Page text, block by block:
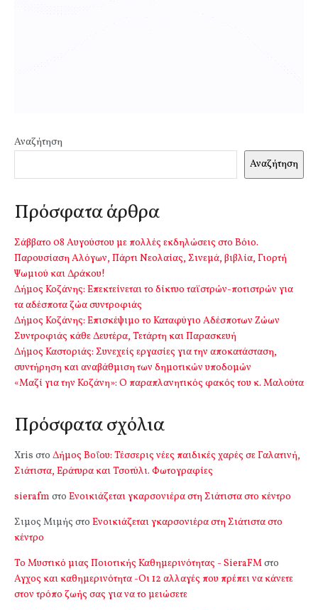
Αναζήτηση
Αναζήτηση
Πρόσφατα άρθρα
Σάββατο 08 Αυγούστου με πολλές εκδηλώσεις στο Βόιο.
Παρουσίαση Αλόγων, Πάρτι Νεολαίας, Σινεμά, βιβλία, Γιορτή
Ψωμιού και Δράκου!
Δήμος Κοζάνης: Επεκτείνεται το δίκτυο ταϊστρών-ποτιστρών για
τα αδέσποτα ζώα συντροφιάς
Δήμος Κοζάνης: Επισκέψιμο το Καταφύγιο Αδέσποτων Ζώων
Συντροφιάς κάθε Δευτέρα, Τετάρτη και Παρασκευή
Δήμος Καστοριάς: Συνεχείς εργασίες για την αποκατάσταση,
συντήρηση και αναβάθμιση των δημοτικών υποδομών
«Μαζί για την Κοζάνη»: Ο παραπλανητικός φακός του κ. Μαλούτα
Πρόσφατα σχόλια
Xris στο Δήμος Βοΐου: Τέσσερις νέες παιδικές χαρές σε Γαλατινή,
Σιάτιστα, Εράτυρα και Τσοτύλι. Φωτογραφίες
sierafm στο Ενοικιάζεται γκαρσονιέρα στη Σιάτιστα στο κέντρο
Σιμος Μιμής στο Ενοικιάζεται γκαρσονιέρα στη Σιάτιστα στο
κέντρο
Το Μυστικό μιας Ποιοτικής Καθημερινότητας - SieraFMστο
Αγχος και καθημερινότητα -Οι 12 αλλαγές που πρέπει να κάνετε
στον τρόπο ζωής σας για να το μειώσετε